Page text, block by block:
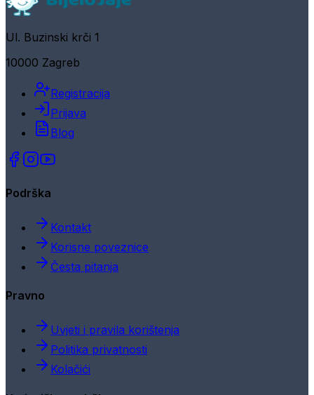
Ul. Buzinski krči 1
10000 Zagreb
Registracija
Prijava
Blog
Podrška
Kontakt
Korisne poveznice
Česta pitanja
Pravno
Uvjeti i pravila korištenja
Politika privatnosti
Kolačići